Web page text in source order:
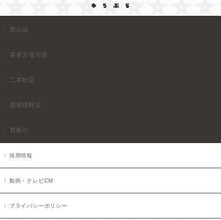
郡山店
喜多方塩川店
二本松店
西那須野店
買取り
採用情報
動画・テレビCM
プライバシーポリシー